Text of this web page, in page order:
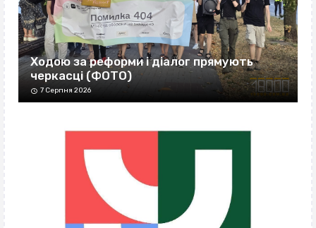
Ходою за реформи і діалог прямують
черкасці (ФОТО)
7 Серпня 2026